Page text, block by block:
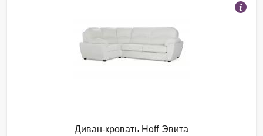
Диван-кровать Hoff Эвита